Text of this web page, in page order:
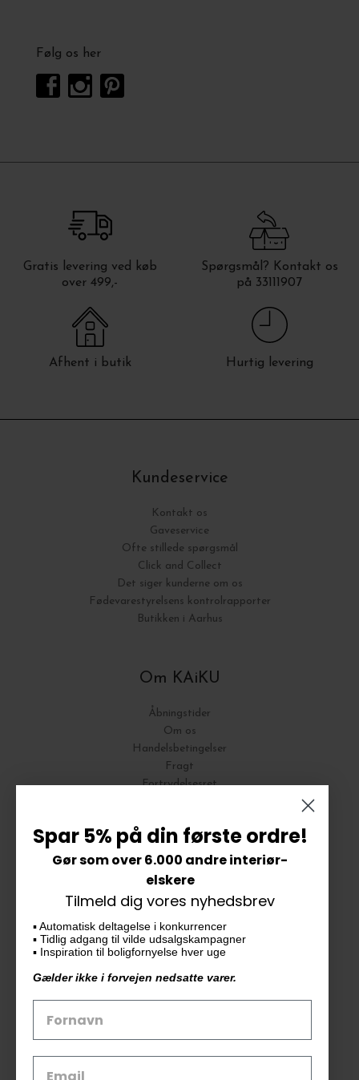
Følg os her
Gratis levering ved køb
over 499,-
Spørgsmål? Kontakt os
på 33111907
Afhent i butik Hurtig levering
Kundeservice
Kontakt os
Gaveservice
Ofte stillede spørgsmål
Click and Collect
Det siger kunderne om os
Fødevarestyrelsens kontrolrapporter
Butikken i Aarhus
Om KAiKU
Åbningstider
Om os
Handelsbetingelser
Fragt
Fortrydelsesret
Vores butik
KAiKU ApS
Langdalsvej 46, bygning 7
8220 Brabrand
Tlf. 33 11 19 07
CVR-nr. 30715349
Spar 5% på din første ordre!
Gør som over 6.000 andre interiør-
elskere
Tilmeld dig vores nyhedsbrev
▪️ Automatisk deltagelse i konkurrencer
▪️ Tidlig adgang til vilde udsalgskampagner
▪️ Inspiration til boligfornyelse hver uge
Gælder ikke i forvejen nedsatte varer.